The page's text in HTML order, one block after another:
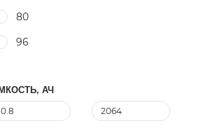
80
96
АЧ